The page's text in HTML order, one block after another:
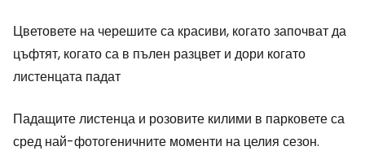
Цветовете на черешите са красиви, когато започват да
цъфтят, когато са в пълен разцвет и дори когато
листенцата падат
Падащите листенца и розовите килими в парковете са
сред най-фотогеничните моменти на целия сезон.